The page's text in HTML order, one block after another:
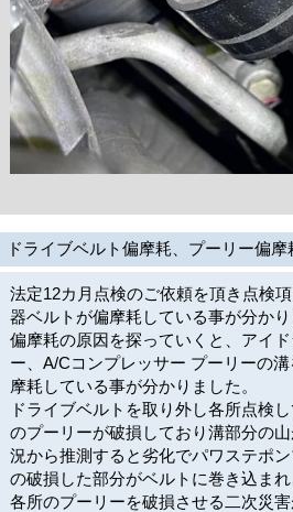
ドライブベルト偏摩耗、プーリー偏摩
法定12カ月点検のご依頼を頂き点検
器ベルトが偏摩耗している事が分かり
偏摩耗の原因を探っていくと、アイ
ー、A/Cコンプレッサー プーリーの
摩耗している事が分かりました。
ドライブベルトを取り外し各所点検
のプーリーが破損しており溝部分の
況から推測すると劣化でパワステポ
の破損した部分がベルトに巻き込まれ
各所のプーリーを破損させる二次災